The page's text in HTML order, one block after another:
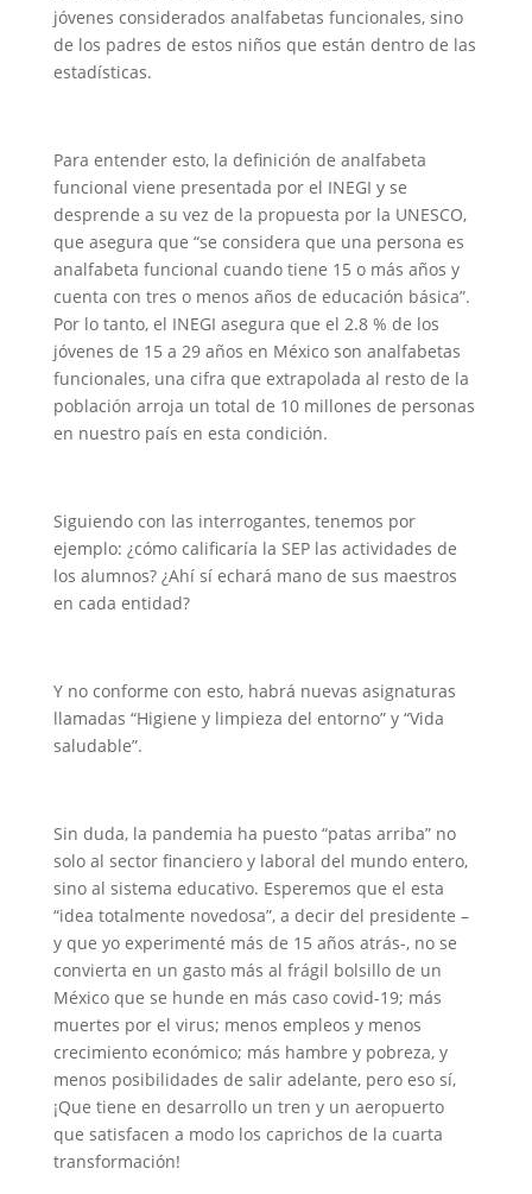
jóvenes considerados analfabetas funcionales, sino
de los padres de estos niños que están dentro de las
estadísticas.
Para entender esto, la definición de analfabeta
funcional viene presentada por el INEGI y se
desprende a su vez de la propuesta por la UNESCO,
que asegura que “se considera que una persona es
analfabeta funcional cuando tiene 15 o más años y
cuenta con tres o menos años de educación básica”.
Por lo tanto, el INEGI asegura que el 2.8 % de los
jóvenes de 15 a 29 años en México son analfabetas
funcionales, una cifra que extrapolada al resto de la
población arroja un total de 10 millones de personas
en nuestro país en esta condición.
Siguiendo con las interrogantes, tenemos por
ejemplo: ¿cómo calificaría la SEP las actividades de
los alumnos? ¿Ahí sí echará mano de sus maestros
en cada entidad?
Y no conforme con esto, habrá nuevas asignaturas
llamadas “Higiene y limpieza del entorno” y “Vida
saludable”.
Sin duda, la pandemia ha puesto “patas arriba” no
solo al sector financiero y laboral del mundo entero,
sino al sistema educativo. Esperemos que el esta
“idea totalmente novedosa”, a decir del presidente –
y que yo experimenté más de 15 años atrás-, no se
convierta en un gasto más al frágil bolsillo de un
México que se hunde en más caso covid-19; más
muertes por el virus; menos empleos y menos
crecimiento económico; más hambre y pobreza, y
menos posibilidades de salir adelante, pero eso sí,
¡Que tiene en desarrollo un tren y un aeropuerto
que satisfacen a modo los caprichos de la cuarta
transformación!